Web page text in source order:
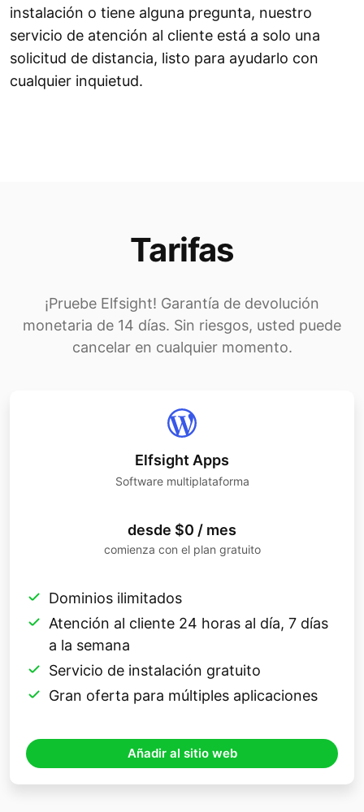
instalación o tiene alguna pregunta, nuestro
servicio de atención al cliente está a solo una
solicitud de distancia, listo para ayudarlo con
cualquier inquietud.
Tarifas
¡Pruebe Elfsight! Garantía de devolución
monetaria de 14 días. Sin riesgos, usted puede
cancelar en cualquier momento.
Elfsight Apps
Software multiplataforma
desde $0 / mes
comienza con el plan gratuito
Dominios ilimitados
Atención al cliente 24 horas al día, 7 días
a la semana
Servicio de instalación gratuito
Gran oferta para múltiples aplicaciones
Añadir al sitio web